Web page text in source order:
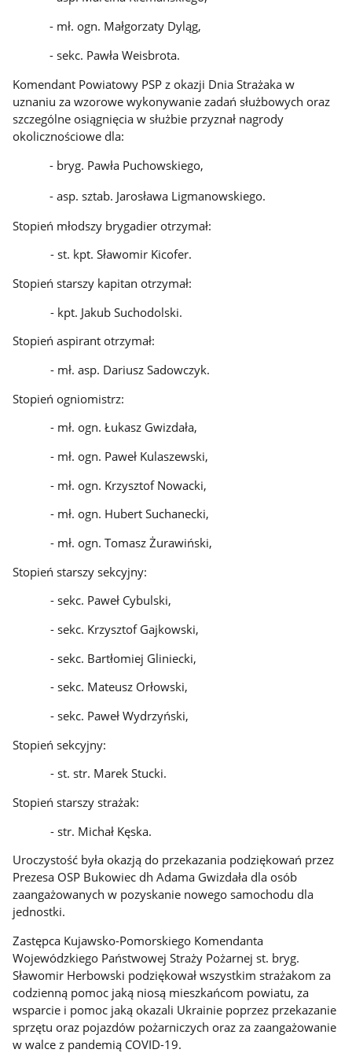
- mł. ogn. Małgorzaty Dyląg,
- sekc. Pawła Weisbrota.
Komendant Powiatowy PSP z okazji Dnia Strażaka w
uznaniu za wzorowe wykonywanie zadań służbowych oraz
szczególne osiągnięcia w służbie przyznał nagrody
okolicznościowe dla:
- bryg. Pawła Puchowskiego,
- asp. sztab. Jarosława Ligmanowskiego.
Stopień młodszy brygadier otrzymał:
- st. kpt. Sławomir Kicofer.
Stopień starszy kapitan otrzymał:
- kpt. Jakub Suchodolski.
Stopień aspirant otrzymał:
- mł. asp. Dariusz Sadowczyk.
Stopień ogniomistrz:
- mł. ogn. Łukasz Gwizdała,
- mł. ogn. Paweł Kulaszewski,
- mł. ogn. Krzysztof Nowacki,
- mł. ogn. Hubert Suchanecki,
- mł. ogn. Tomasz Żurawiński,
Stopień starszy sekcyjny:
- sekc. Paweł Cybulski,
- sekc. Krzysztof Gajkowski,
- sekc. Bartłomiej Gliniecki,
- sekc. Mateusz Orłowski,
- sekc. Paweł Wydrzyński,
Stopień sekcyjny:
- st. str. Marek Stucki.
Stopień starszy strażak:
- str. Michał Kęska.
Uroczystość była okazją do przekazania podziękowań przez
Prezesa OSP Bukowiec dh Adama Gwizdała dla osób
zaangażowanych w pozyskanie nowego samochodu dla
jednostki.
Zastępca Kujawsko-Pomorskiego Komendanta
Wojewódzkiego Państwowej Straży Pożarnej st. bryg.
Sławomir Herbowski podziękował wszystkim strażakom za
codzienną pomoc jaką niosą mieszkańcom powiatu, za
wsparcie i pomoc jaką okazali Ukrainie poprzez przekazanie
sprzętu oraz pojazdów pożarniczych oraz za zaangażowanie
w walce z pandemią COVID-19.